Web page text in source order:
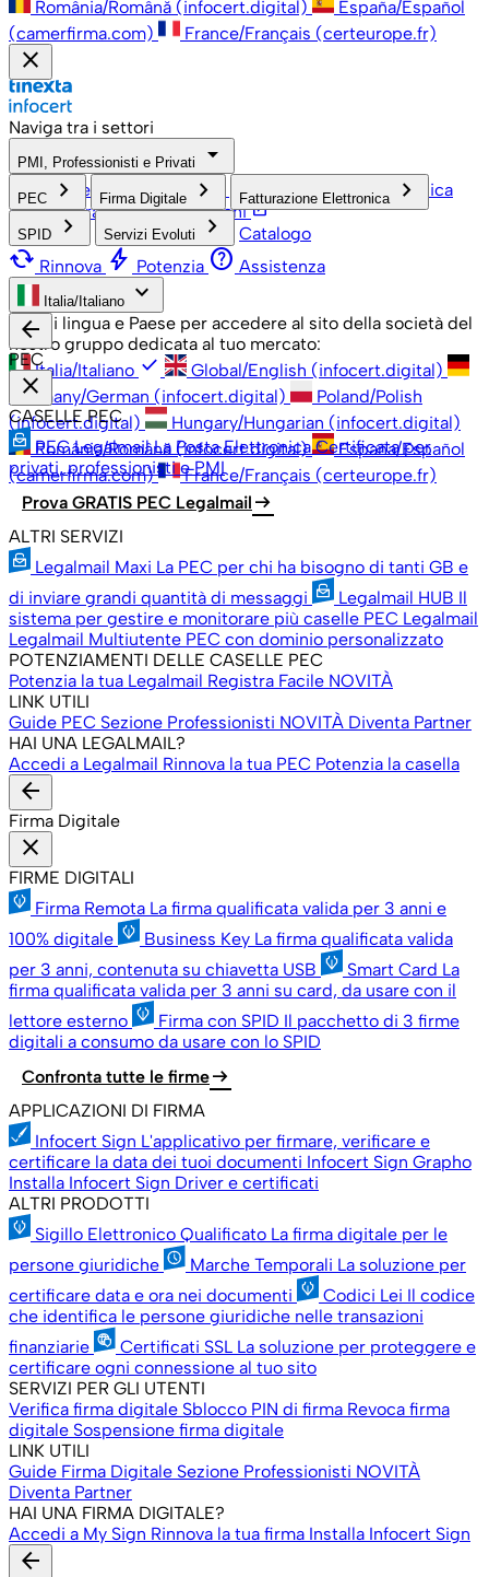
România/Română (infocert.digital)
España/Español
(camerfirma.com)
France/Français (certeurope.fr)
close
Naviga tra i settori
PMI, Professionisti e Privati arrow_drop_down
PMI, Professionisti e Privati check Grandi Aziende
Pubblica
Amministrazione Associazioni open_in_new
PEC keyboard_arrow_right Firma Digitale keyboard_arrow_right Fatturazione Elettronica keyboard_arrow_right
SPID keyboard_arrow_right Servizi Evoluti keyboard_arrow_right Catalogo
cached Rinnova bolt Potenzia help Assistenza
Italia/Italiano keyboard_arrow_down
Scegli lingua e Paese per accedere al sito della società del
nostro gruppo dedicata al tuo mercato:
Italia/Italiano check
Global/English (infocert.digital)
Germany/German (infocert.digital)
Poland/Polish
(infocert.digital)
Hungary/Hungarian (infocert.digital)
România/Română (infocert.digital)
España/Español
(camerfirma.com)
France/Français (certeurope.fr)
arrow_back
PEC
close
CASELLE PEC
PEC Legalmail La Posta Elettronica Certificata per
privati, professionisti e PMI
Prova GRATIS PEC Legalmail arrow_right_alt
ALTRI SERVIZI
Legalmail Maxi La PEC per chi ha bisogno di tanti GB e
di inviare grandi quantità di messaggi
Legalmail HUB Il
sistema per gestire e monitorare più caselle PEC Legalmail
Legalmail Multiutente PEC con dominio personalizzato
POTENZIAMENTI DELLE CASELLE PEC
Potenzia la tua Legalmail Registra Facile NOVITÀ
LINK UTILI
Guide PEC Sezione Professionisti NOVITÀ Diventa Partner
HAI UNA LEGALMAIL?
Accedi a Legalmail Rinnova la tua PEC Potenzia la casella
arrow_back
Firma Digitale
close
FIRME DIGITALI
Firma Remota La firma qualificata valida per 3 anni e
100% digitale
Business Key La firma qualificata valida
per 3 anni, contenuta su chiavetta USB
Smart Card La
firma qualificata valida per 3 anni su card, da usare con il
lettore esterno
Firma con SPID Il pacchetto di 3 firme
digitali a consumo da usare con lo SPID
Confronta tutte le firmearrow_right_alt
APPLICAZIONI DI FIRMA
Infocert Sign L'applicativo per firmare, verificare e
certificare la data dei tuoi documenti Infocert Sign Grapho
Installa Infocert Sign Driver e certificati
ALTRI PRODOTTI
Sigillo Elettronico Qualificato La firma digitale per le
persone giuridiche
Marche Temporali La soluzione per
certificare data e ora nei documenti
Codici Lei Il codice
che identifica le persone giuridiche nelle transazioni
finanziarie
Certificati SSL La soluzione per proteggere e
certificare ogni connessione al tuo sito
SERVIZI PER GLI UTENTI
Verifica firma digitale Sblocco PIN di firma Revoca firma
digitale Sospensione firma digitale
LINK UTILI
Guide Firma Digitale Sezione Professionisti NOVITÀ
Diventa Partner
HAI UNA FIRMA DIGITALE?
Accedi a My Sign Rinnova la tua firma Installa Infocert Sign
arrow_back